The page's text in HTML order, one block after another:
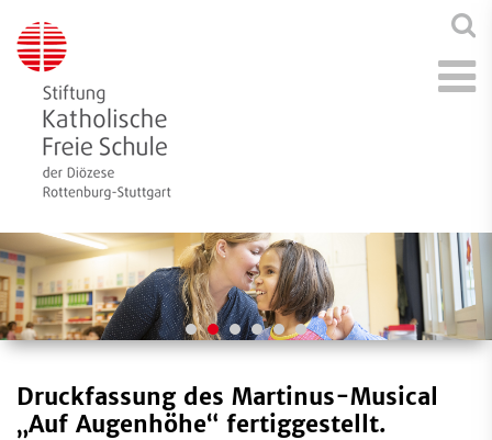
Druckfassung des Martinus-Musical
„Auf Augenhöhe“ fertiggestellt.